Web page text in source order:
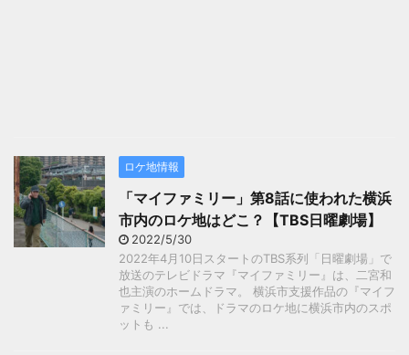
ロケ地情報
「マイファミリー」第8話に使われた横浜
市内のロケ地はどこ？【TBS日曜劇場】
2022/5/30
2022年4月10日スタートのTBS系列「日曜劇場」で
放送のテレビドラマ『マイファミリー』は、二宮和
也主演のホームドラマ。 横浜市支援作品の『マイフ
ァミリー』では、ドラマのロケ地に横浜市内のスポ
ットも ...